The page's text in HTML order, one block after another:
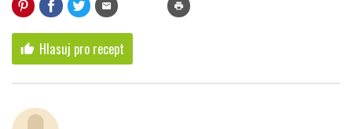
mail print
thumb_up Hlasuj pro recept